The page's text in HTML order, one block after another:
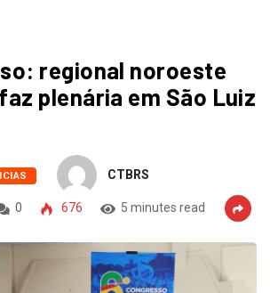
regional noroeste
plenária em São Luiz
CTBRS
0 676 5 minutes read